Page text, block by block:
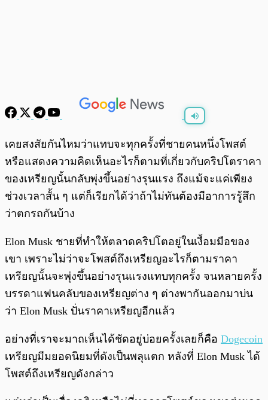
พร้อมเล่น 0:00 /
เคยสงสัยกันไหมว่าแทบจะทุกครั้งที่ชายคนหนึ่งโพสต์
หรือแสดงความคิดเห็นอะไรก็ตามที่เกี่ยวกับคริปโตราคา
ของเหรียญนั้นกลับพุ่งขึ้นอย่างรุนแรง ถึงแม้จะแค่เพียง
ช่วงเวลาสั้น ๆ แต่ก็เรียกได้ว่าถ้าไม่ทันต้องมีอาการรู้สึก
ว่าตกรถกันบ้าง
Elon Musk ชายที่ทำให้ตลาดคริปโตอยู่ในเงื้อมมือของ
เขา เพราะไม่ว่าจะโพสต์ถึงเหรียญอะไรก็ตามราคา
เหรียญนั้นจะพุ่งขึ้นอย่างรุนแรงแทบทุกครั้ง จนหลายครั้ง
บรรดาแฟนคลับของเหรียญต่าง ๆ ต่างพากันออกมาบ่น
ว่า Elon Musk ปั่นราคาเหรียญอีกแล้ว
อย่างที่เราจะมาถเห็นได้ชัดอยู่บ่อยครั้งเลยก็คือ Dogecoin
เหรียญมีมยอดนิยมที่ดังเป็นพลุแตก หลังที่ Elon Musk ได้
โพสต์ถึงเหรียญดังกล่าว